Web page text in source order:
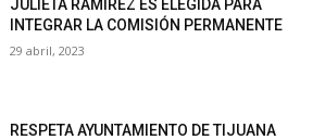
JULIETA RAMÍREZ ES ELEGIDA PARA
INTEGRAR LA COMISIÓN PERMANENTE
29 abril, 2023
RESPETA AYUNTAMIENTO DE TIJUANA